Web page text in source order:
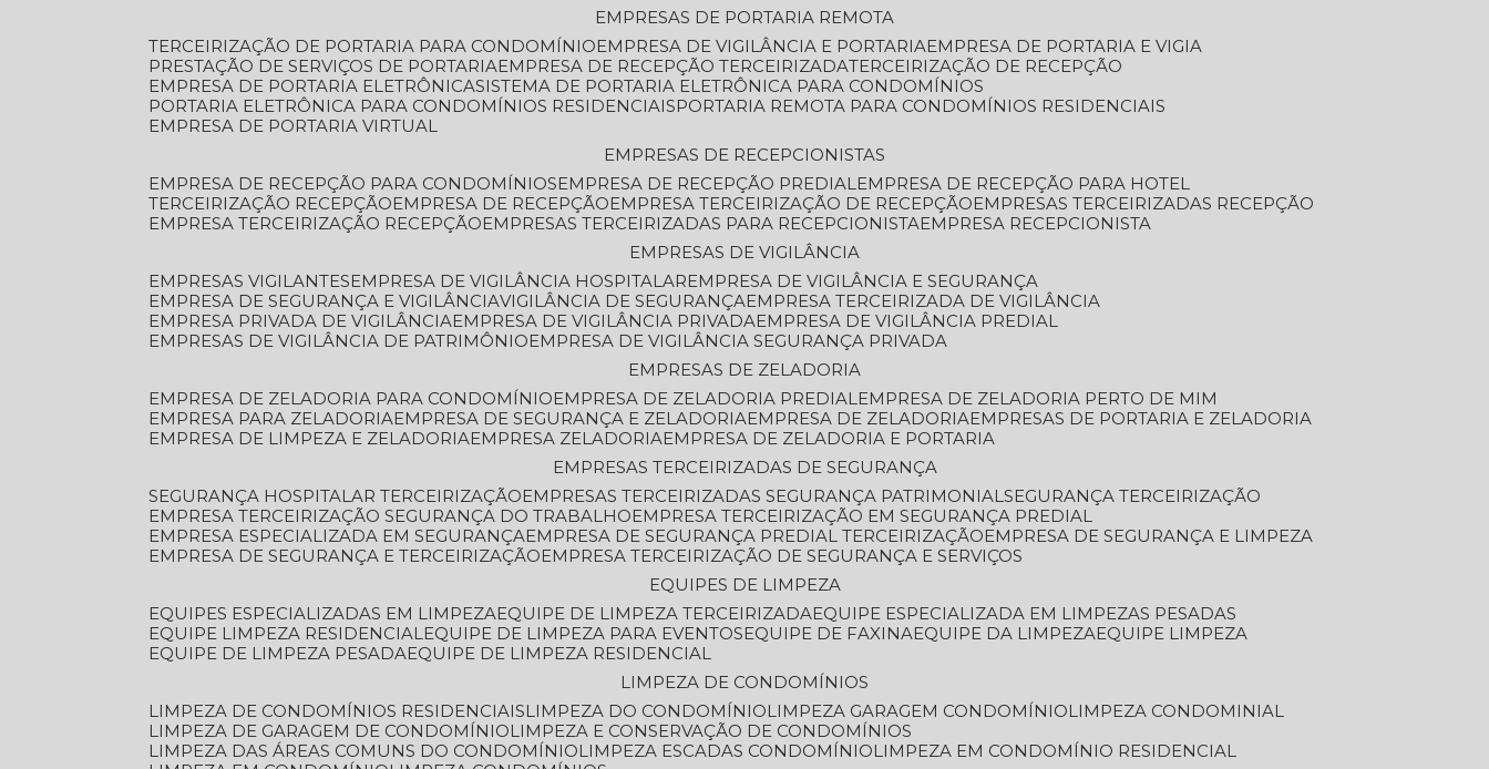
EMPRESAS DE PORTARIA REMOTA
TERCEIRIZAÇÃO DE PORTARIA PARA CONDOMÍNIO
EMPRESA DE VIGILÂNCIA E PORTARIA
EMPRESA DE PORTARIA E VIGIA
PRESTAÇÃO DE SERVIÇOS DE PORTARIA
EMPRESA DE RECEPÇÃO TERCEIRIZADA TERCEIRIZAÇÃO DE RECEPÇÃO
EMPRESA DE PORTARIA ELETRÔNICA SISTEMA DE PORTARIA ELETRÔNICA PARA CONDOMÍNIOS
PORTARIA ELETRÔNICA PARA CONDOMÍNIOS RESIDENCIAIS
PORTARIA REMOTA PARA CONDOMÍNIOS RESIDENCIAIS
EMPRESA DE PORTARIA VIRTUAL
EMPRESAS DE RECEPCIONISTAS
EMPRESA DE RECEPÇÃO PARA CONDOMÍNIOS
EMPRESA DE RECEPÇÃO PREDIAL
EMPRESA DE RECEPÇÃO PARA HOTEL
TERCEIRIZAÇÃO RECEPÇÃO
EMPRESA DE RECEPÇÃO EMPRESA TERCEIRIZAÇÃO DE RECEPÇÃO
EMPRESAS TERCEIRIZADAS RECEPÇÃO
EMPRESA TERCEIRIZAÇÃO RECEPÇÃO
EMPRESAS TERCEIRIZADAS PARA RECEPCIONISTA
EMPRESA RECEPCIONISTA
EMPRESAS DE VIGILÂNCIA
EMPRESAS VIGILANTES
EMPRESA DE VIGILÂNCIA HOSPITALAR
EMPRESA DE VIGILÂNCIA E SEGURANÇA
EMPRESA DE SEGURANÇA E VIGILÂNCIA VIGILÂNCIA DE SEGURANÇA
EMPRESA TERCEIRIZADA DE VIGILÂNCIA
EMPRESA PRIVADA DE VIGILÂNCIA
EMPRESA DE VIGILÂNCIA PRIVADA
EMPRESA DE VIGILÂNCIA PREDIAL
EMPRESAS DE VIGILÂNCIA DE PATRIMÔNIO
EMPRESA DE VIGILÂNCIA SEGURANÇA PRIVADA
EMPRESAS DE ZELADORIA
EMPRESA DE ZELADORIA PARA CONDOMÍNIO
EMPRESA DE ZELADORIA PREDIAL
EMPRESA DE ZELADORIA PERTO DE MIM
EMPRESA PARA ZELADORIA
EMPRESA DE SEGURANÇA E ZELADORIA EMPRESA DE ZELADORIA
EMPRESAS DE PORTARIA E ZELADORIA
EMPRESA DE LIMPEZA E ZELADORIA
EMPRESA ZELADORIA
EMPRESA DE ZELADORIA E PORTARIA
EMPRESAS TERCEIRIZADAS DE SEGURANÇA
SEGURANÇA HOSPITALAR TERCEIRIZAÇÃO
EMPRESAS TERCEIRIZADAS SEGURANÇA PATRIMONIAL SEGURANÇA TERCEIRIZAÇÃO
EMPRESA TERCEIRIZAÇÃO SEGURANÇA DO TRABALHO
EMPRESA TERCEIRIZAÇÃO EM SEGURANÇA PREDIAL
EMPRESA ESPECIALIZADA EM SEGURANÇA
EMPRESA DE SEGURANÇA PREDIAL TERCEIRIZAÇÃO
EMPRESA DE SEGURANÇA E LIMPEZA
EMPRESA DE SEGURANÇA E TERCEIRIZAÇÃO
EMPRESA TERCEIRIZAÇÃO DE SEGURANÇA E SERVIÇOS
EQUIPES DE LIMPEZA
EQUIPES ESPECIALIZADAS EM LIMPEZA EQUIPE DE LIMPEZA TERCEIRIZADA EQUIPE ESPECIALIZADA EM LIMPEZAS PESADAS
EQUIPE LIMPEZA RESIDENCIAL EQUIPE DE LIMPEZA PARA EVENTOS EQUIPE DE FAXINA EQUIPE DA LIMPEZA EQUIPE LIMPEZA
EQUIPE DE LIMPEZA PESADA EQUIPE DE LIMPEZA RESIDENCIAL
LIMPEZA DE CONDOMÍNIOS
LIMPEZA DE CONDOMÍNIOS RESIDENCIAIS
LIMPEZA DO CONDOMÍNIO LIMPEZA GARAGEM CONDOMÍNIO
LIMPEZA CONDOMINIAL
LIMPEZA DE GARAGEM DE CONDOMÍNIO
LIMPEZA E CONSERVAÇÃO DE CONDOMÍNIOS
LIMPEZA DAS ÁREAS COMUNS DO CONDOMÍNIO
LIMPEZA ESCADAS CONDOMÍNIO
LIMPEZA EM CONDOMÍNIO RESIDENCIAL